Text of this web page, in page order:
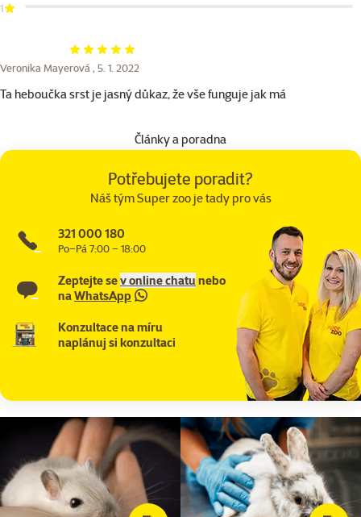
1
Hodnocení 100%
Veronika Mayerová , 5. 1. 2022
Ta heboučka srst je jasný důkaz, že vše funguje jak má
Články a poradna
Potřebujete poradit?
Náš tým Super zoo je tady pro vás
321 000 180
Po–Pá 7:00 – 18:00
Zeptejte sev online chatunebo
naWhatsApp
Konzultace na míru
naplánuj si konzultaci